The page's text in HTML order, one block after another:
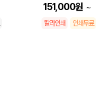
151,000원 ~
칼라인쇄 인쇄무료